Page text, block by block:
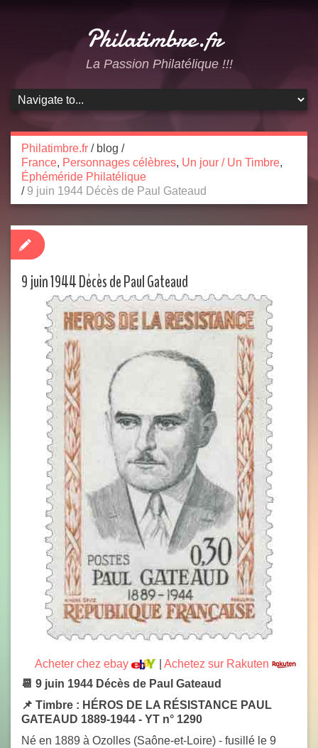
Philatimbre.fr
La Passion Philatélique !!!
Philatimbre.fr /blog /
France, Personnages célèbres, Un jour / Un Timbre,
Éphéméride Philatélique
/ 9 juin 1944 Décès de Paul Gateaud
9 juin 1944 Décès de Paul Gateaud
Acheter chez ebay
Achetez sur Rakuten
📆 9 juin 1944 Décès de Paul Gateaud
📌 Timbre : HÉROS DE LA RÉSISTANCE PAUL
GATEAUD 1889-1944 - YT n° 1290
Né en 1889 à Ozolles (Saône-et-Loire) - fusillé le 9